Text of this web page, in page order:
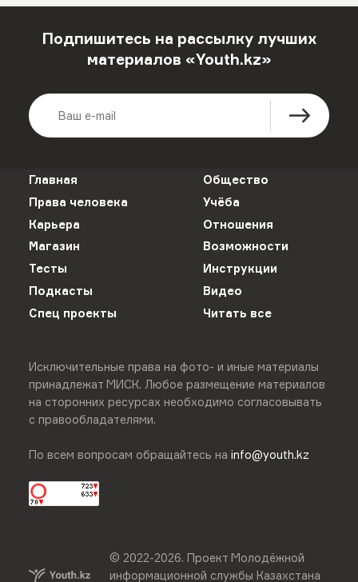
Подпишитесь на рассылку лучших
материалов «Youth.kz»
Главная
Общество
Права человека
Учёба
Карьера
Отношения
Магазин
Возможности
Тесты
Инструкции
Подкасты
Видео
Спец проекты
Читать все
Исключительные права на фото- и иные материалы
принадлежат МИСК. Любое размещение материалов
на сторонних ресурсах необходимо согласовывать
с правообладателями.
По всем вопросам обращайтесь на info@youth.kz
© 2022-2026.Проект Молодёжной
информационной службы Казахстана